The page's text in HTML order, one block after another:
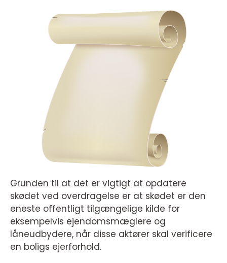
Grunden til at det er vigtigt at opdatere
skødet ved overdragelse er at skødet er den
eneste offentligt tilgængelige kilde for
eksempelvis ejendomsmæglere og
låneudbydere, når disse aktører skal verificere
en boligs ejerforhold.